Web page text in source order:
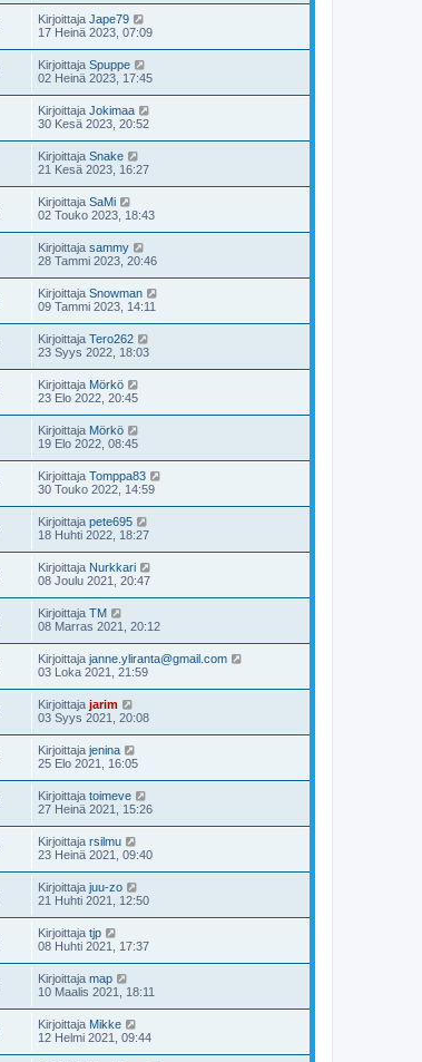
Kirjoittaja Jape79
17 Heinä 2023, 07:09
Kirjoittaja Spuppe
02 Heinä 2023, 17:45
Kirjoittaja Jokimaa
30 Kesä 2023, 20:52
Kirjoittaja Snake
21 Kesä 2023, 16:27
Kirjoittaja SaMi
02 Touko 2023, 18:43
Kirjoittaja sammy
28 Tammi 2023, 20:46
Kirjoittaja Snowman
09 Tammi 2023, 14:11
Kirjoittaja Tero262
23 Syys 2022, 18:03
Kirjoittaja Mörkö
23 Elo 2022, 20:45
Kirjoittaja Mörkö
19 Elo 2022, 08:45
Kirjoittaja Tomppa83
30 Touko 2022, 14:59
Kirjoittaja pete695
18 Huhti 2022, 18:27
Kirjoittaja Nurkkari
08 Joulu 2021, 20:47
Kirjoittaja TM
08 Marras 2021, 20:12
Kirjoittaja janne.yliranta@gmail.com
03 Loka 2021, 21:59
Kirjoittaja jarim
03 Syys 2021, 20:08
Kirjoittaja jenina
25 Elo 2021, 16:05
Kirjoittaja toimeve
27 Heinä 2021, 15:26
Kirjoittaja rsilmu
23 Heinä 2021, 09:40
Kirjoittaja juu-zo
21 Huhti 2021, 12:50
Kirjoittaja tjp
08 Huhti 2021, 17:37
Kirjoittaja map
10 Maalis 2021, 18:11
Kirjoittaja Mikke
12 Helmi 2021, 09:44